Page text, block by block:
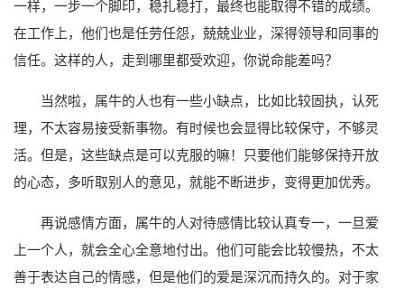
一样，一步一个脚印，稳扎稳打，最终也能取得不错的成绩。
在工作上，他们也是任劳任怨，兢兢业业，深得领导和同事的
信任。这样的人，走到哪里都受欢迎，你说命能差吗？
当然啦，属牛的人也有一些小缺点，比如比较固执，认死
理，不太容易接受新事物。有时候也会显得比较保守，不够灵
活。但是，这些缺点是可以克服的嘛！只要他们能够保持开放
的心态，多听取别人的意见，就能不断进步，变得更加优秀。
再说感情方面，属牛的人对待感情比较认真专一，一旦爱
上一个人，就会全心全意地付出。他们可能会比较慢热，不太
善于表达自己的情感，但是他们的爱是深沉而持久的。对于家